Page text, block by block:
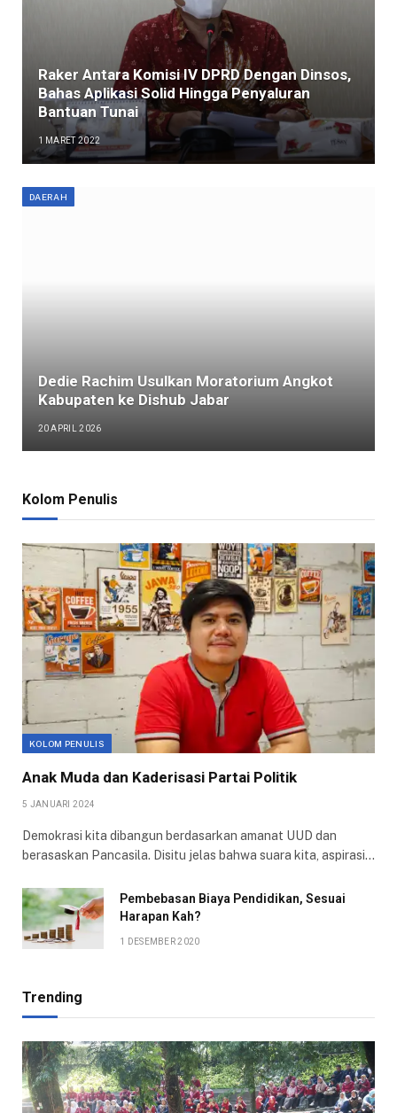
Raker Antara Komisi IV DPRD Dengan Dinsos,
Bahas Aplikasi Solid Hingga Penyaluran
Bantuan Tunai
1 MARET 2022
DAERAH
Dedie Rachim Usulkan Moratorium Angkot
Kabupaten ke Dishub Jabar
20 APRIL 2026
Kolom Penulis
KOLOM PENULIS
Anak Muda dan Kaderisasi Partai Politik
5 JANUARI 2024
Demokrasi kita dibangun berdasarkan amanat UUD dan
berasaskan Pancasila. Disitu jelas bahwa suara kita, aspirasi…
Pembebasan Biaya Pendidikan, Sesuai
Harapan Kah?
1 DESEMBER 2020
Trending